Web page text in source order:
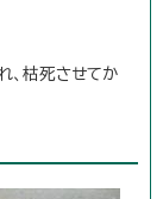
、枯死させてか